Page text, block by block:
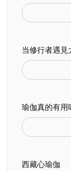
当修行者遇見
瑜伽真的有用
西藏心瑜伽